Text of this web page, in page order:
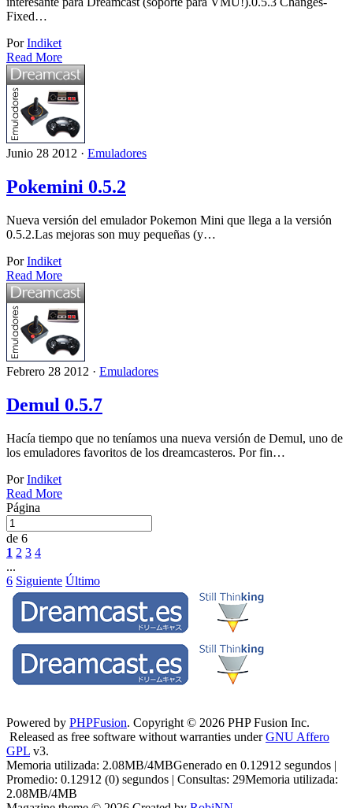
Fixed…
PorIndiket
Read More
Junio 28 2012 · Emuladores
Pokemini 0.5.2
Nueva versión del emulador Pokemon Mini que llega a la versión
0.5.2.Las mejoras son muy pequeñas (y…
PorIndiket
Read More
Febrero 28 2012 · Emuladores
Demul 0.5.7
Hacía tiempo que no teníamos una nueva versión de Demul, uno de
los emuladores favoritos de los dreamcasteros. Por fin…
PorIndiket
Read More
Página
de 6
1 2 3 4
...
6 Siguiente Último
Powered by PHPFusion. Copyright © 2026 PHP Fusion Inc.
Released as free software without warranties underGNU Affero
GPL v3.
Memoria utilizada: 2.08MB/4MBGenerado en 0.12912 segundos |
Promedio: 0.12912 (0) segundos | Consultas: 29Memoria utilizada:
2.08MB/4MB